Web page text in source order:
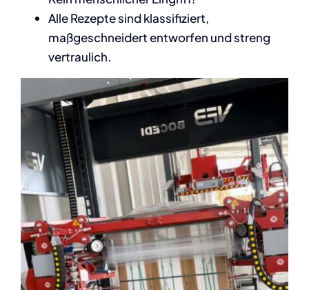
Alle Rezepte sind klassifiziert,
maßgeschneidert entworfen und streng
vertraulich.